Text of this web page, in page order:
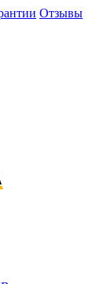
Отзывы